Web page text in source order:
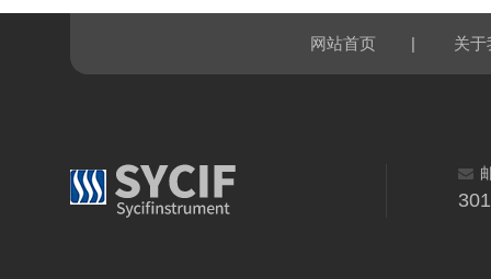
网站首页 | 关于